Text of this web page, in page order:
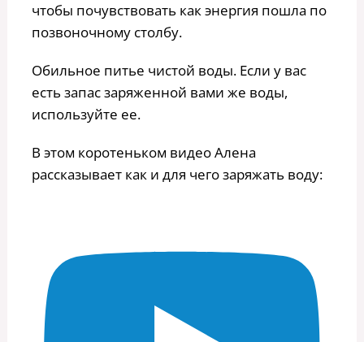
чтобы почувствовать как энергия пошла по
позвоночному столбу.
Обильное питье чистой воды. Если у вас
есть запас заряженной вами же воды,
используйте ее.
В этом коротеньком видео Алена
рассказывает как и для чего заряжать воду: